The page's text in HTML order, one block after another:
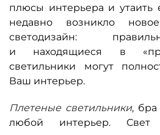
плюсы интерьера и утаить
недавно возникло
светодизайн:
и находящиеся в
светильники могут
Ваш интерьер.
Плетеные светильники,
любой интерьер. Свет